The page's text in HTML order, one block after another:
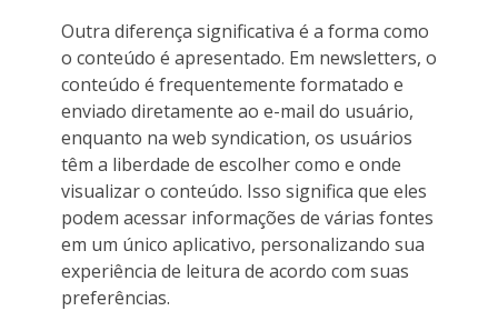
Outra diferença significativa é a forma como
o conteúdo é apresentado. Em newsletters, o
conteúdo é frequentemente formatado e
enviado diretamente ao e-mail do usuário,
enquanto na web syndication, os usuários
têm a liberdade de escolher como e onde
visualizar o conteúdo. Isso significa que eles
podem acessar informações de várias fontes
em um único aplicativo, personalizando sua
experiência de leitura de acordo com suas
preferências.